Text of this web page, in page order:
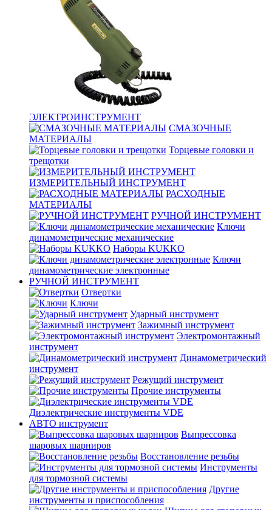
ЭЛЕКТРОИНСТРУМЕНТ
СМАЗОЧНЫЕ
МАТЕРИАЛЫ
Торцевые головки и
трещотки
ИЗМЕРИТЕЛЬНЫЙ ИНСТРУМЕНТ
РАСХОДНЫЕ
МАТЕРИАЛЫ
РУЧНОЙ ИНСТРУМЕНТ
Ключи
динамометрические механические
Наборы KUKKO
Ключи
динамометрические электронные
РУЧНОЙ ИНСТРУМЕНТ
Отвертки
Ключи
Ударный инструмент
Зажимный инструмент
Электромонтажный
инструмент
Динамометрический
инструмент
Режущий инструмент
Прочие инструменты
Диэлектрические инструменты VDE
АВТО инструмент
Выпрессовка
шаровых шарниров
Восстановление резьбы
Инструменты
для тормозной системы
Другие
инструменты и приспособления